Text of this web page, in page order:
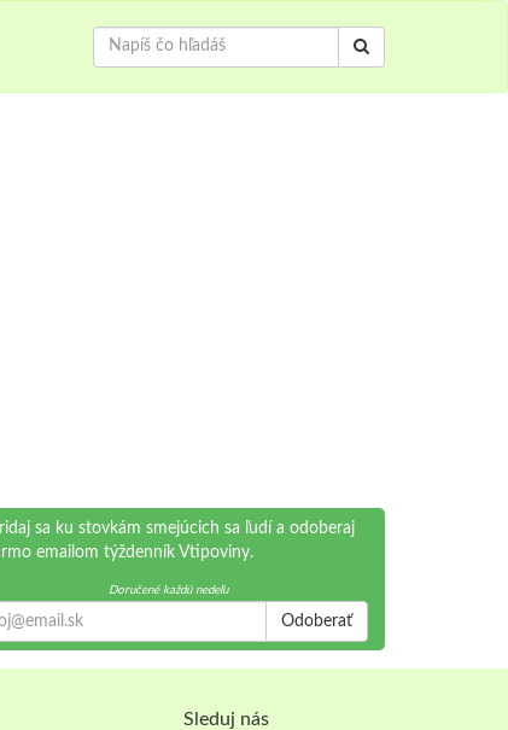
sa ku stovkám smejúcich sa ľudí a odoberaj
emailom týždenník Vtipoviny.
Doručené každú nedeľu
Odoberať
Sleduj nás